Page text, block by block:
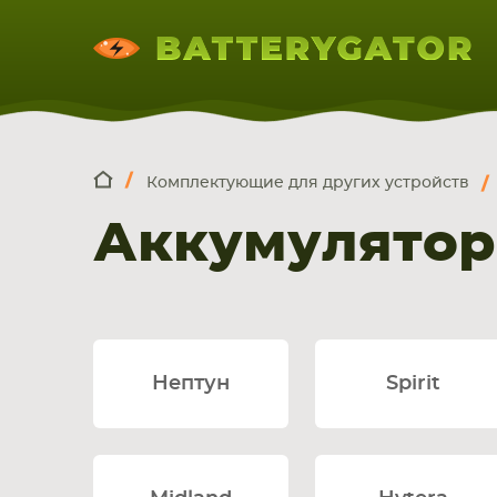
НОУТБУКА
ПЛАНШЕТА
СМАРТФОНА
Комплектующие для других устройств
Нептун Spirit